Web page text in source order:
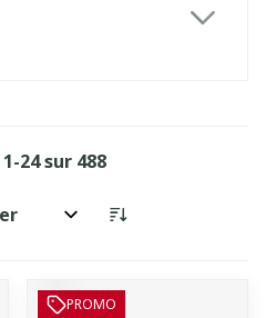
1-24sur 488
PROMO